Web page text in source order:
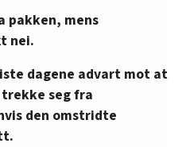
lovfester at minst 32
skal være fornybar
med mål om
innen 2030.
pakken, mens
nei.
dagene advart mot at
seg fra
den omstridte